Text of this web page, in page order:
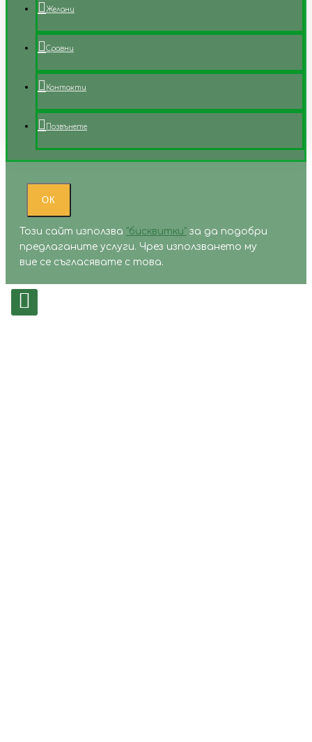
Желани
Сравни
Контакти
Позвънете
ОК
Този сайт използва "бисквитки" за да подобри
предлаганите услуги. Чрез използването му
вие се съгласявате с това.